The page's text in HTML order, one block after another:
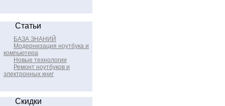
Статьи
БАЗА ЗНАНИЙ
Модернизация ноутбука и
компьютера
Новые технологии
Ремонт ноутбуков и
электронных книг
Скидки